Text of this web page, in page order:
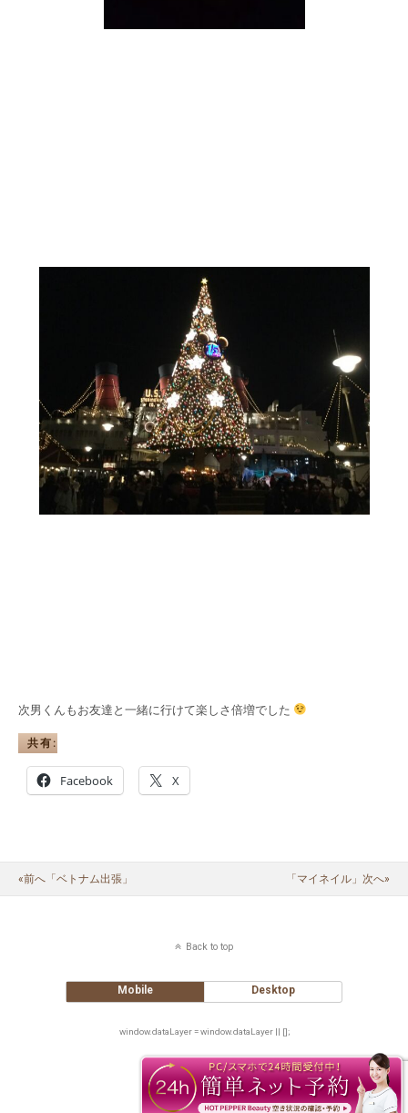
次男くんもお友達と一緒に行けて楽しさ倍増でした
共有:
Facebook X
«前へ「ベトナム出張」 「マイネイル」次へ»
Back to top
Mobile Desktop
window.dataLayer = window.dataLayer || [];